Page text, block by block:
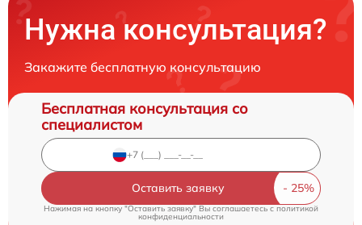
Нужна консультация?
Закажите бесплатную консультацию
Бесплатная консультация со
специалистом
Оставить заявку
Нажимая на кнопку "Оставить заявку" Вы соглашаетесь cполитикой
конфиденциальности